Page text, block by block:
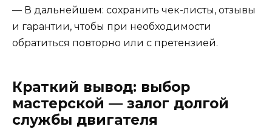
— В дальнейшем: сохранить чек-листы, отзывы
и гарантии, чтобы при необходимости
обратиться повторно или с претензией.
Краткий вывод: выбор
мастерской — залог долгой
службы двигателя